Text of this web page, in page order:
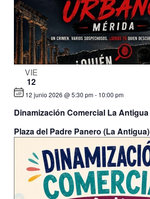
VIE
12
Dinamización Comercial La Antigua
12 junio 2026 @ 5:30 pm- 10:00 pm
Plaza del Padre Panero (La Antigua)